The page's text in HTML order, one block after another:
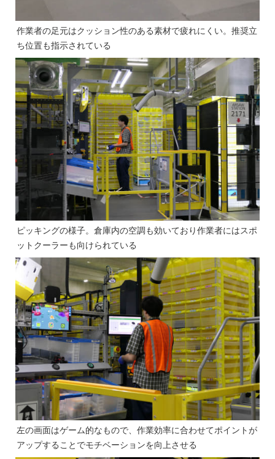
作業者の足元はクッション性のある素材で疲れにくい。推奨立
ち位置も指示されている
ピッキングの様子。倉庫内の空調も効いており作業者にはスポ
ットクーラーも向けられている
左の画面はゲーム的なもので、作業効率に合わせてポイントが
アップすることでモチベーションを向上させる